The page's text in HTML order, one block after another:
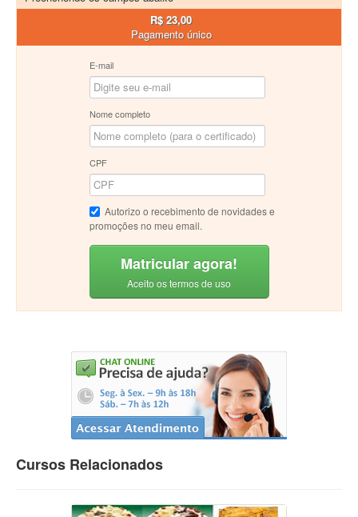
R$ 23,00
Pagamento único
E-mail
Nome completo
CPF
Autorizo o recebimento de novidades e
promoções no meu email.
Matricular agora!
Aceito os termos de uso
Cursos Relacionados